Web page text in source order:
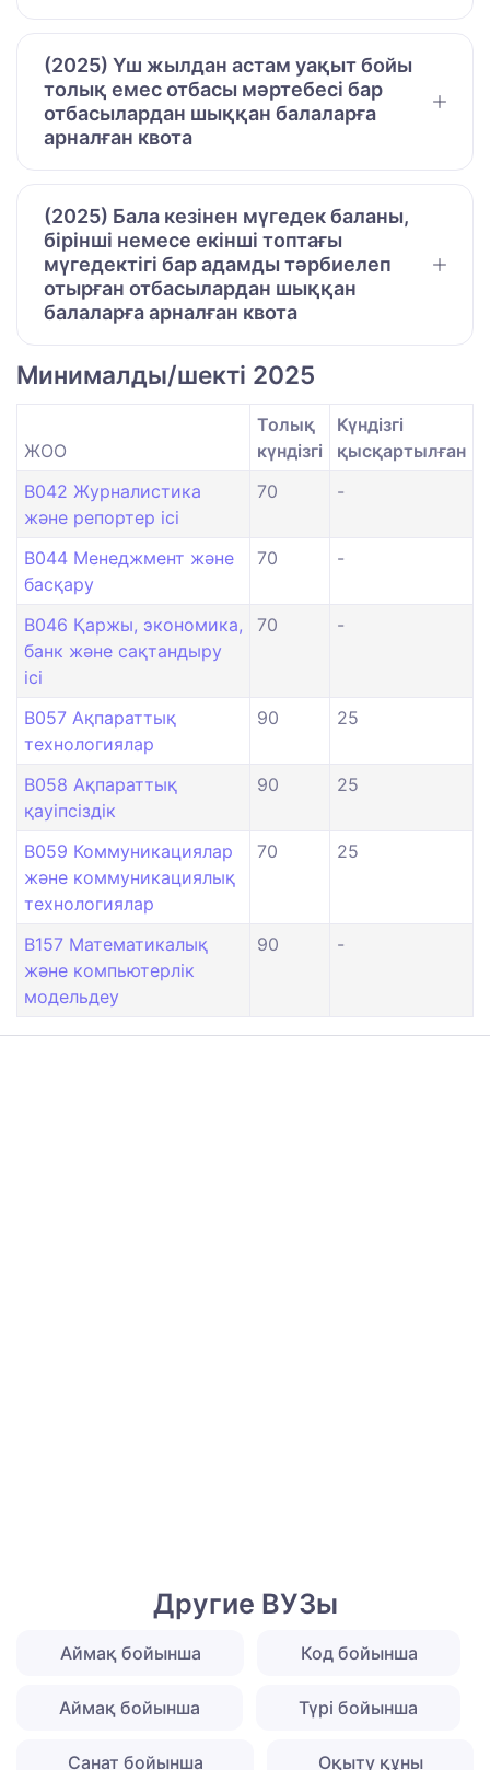
(2025) Үш жылдан астам уақыт бойы
толық емес отбасы мәртебесі бар
отбасылардан шыққан балаларға
арналған квота
(2025) Бала кезінен мүгедек баланы,
бірінші немесе екінші топтағы
мүгедектігі бар адамды тәрбиелеп
отырған отбасылардан шыққан
балаларға арналған квота
Минималды/шекті 2025
ЖОО
Толық
күндізгі
Күндізгі
қысқартылған
B042 Журналистика
және репортер ісі
70 -
B044 Менеджмент және
басқару
70 -
B046 Қаржы, экономика,
банк және сақтандыру
ісі
70 -
B057 Ақпараттық
технологиялар
90 25
B058 Ақпараттық
қауіпсіздік
90 25
B059 Коммуникациялар
және коммуникациялық
технологиялар
70 25
B157 Математикалық
және компьютерлік
модельдеу
90 -
Другие ВУЗы
Аймақ бойынша Код бойынша
Аймақ бойынша Түрі бойынша
Санат бойынша Оқыту құны